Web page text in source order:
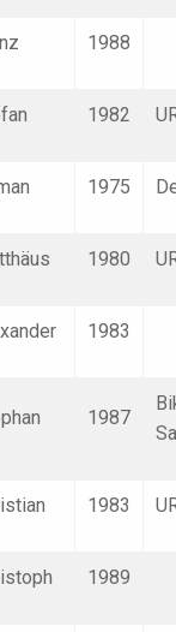
1988
1982
1975
1980
1983
1987
1983
1989